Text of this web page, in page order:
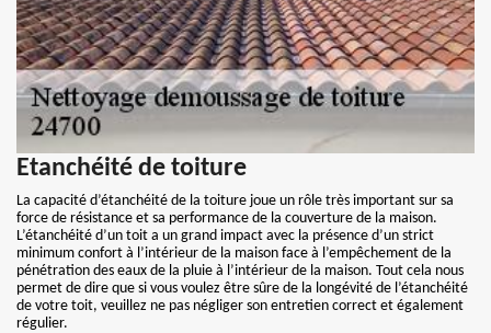
Etanchéité de toiture
La capacité d’étanchéité de la toiture joue un rôle très important sur sa
force de résistance et sa performance de la couverture de la maison.
L’étanchéité d’un toit a un grand impact avec la présence d’un strict
minimum confort à l’intérieur de la maison face à l’empêchement de la
pénétration des eaux de la pluie à l’intérieur de la maison. Tout cela nous
permet de dire que si vous voulez être sûre de la longévité de l’étanchéité
de votre toit, veuillez ne pas négliger son entretien correct et également
régulier.